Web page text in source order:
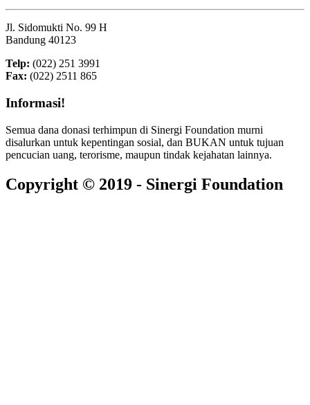
Jl. Sidomukti No. 99 H
Bandung 40123
Telp: (022) 251 3991
Fax: (022) 2511 865
Informasi!
Semua dana donasi terhimpun di Sinergi Foundation murni
disalurkan untuk kepentingan sosial, dan BUKAN untuk tujuan
pencucian uang, terorisme, maupun tindak kejahatan lainnya.
Copyright © 2019 - Sinergi Foundation